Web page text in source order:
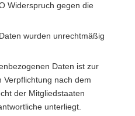
Widerspruch gegen die
wurden unrechtmäßig
Daten ist zur
Verpflichtung nach dem
der Mitgliedstaaten
unterliegt.